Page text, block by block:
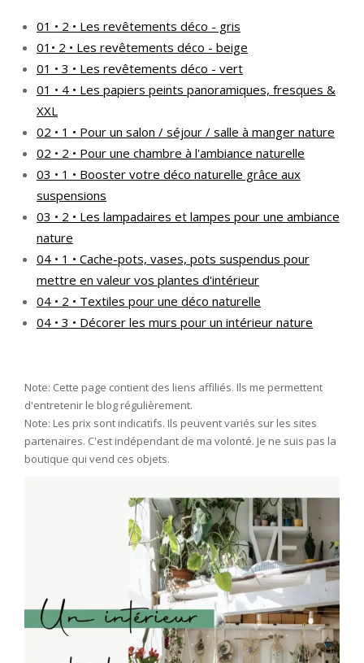
01 • 2 • Les revêtements déco - gris
01• 2 • Les revêtements déco - beige
01 • 3 • Les revêtements déco - vert
01 • 4 • Les papiers peints panoramiques, fresques &
XXL
02 • 1 • Pour un salon / séjour / salle à manger nature
02 • 2 • Pour une chambre à l'ambiance naturelle
03 • 1 • Booster votre déco naturelle grâce aux
suspensions
03 • 2 • Les lampadaires et lampes pour une ambiance
nature
04 • 1 • Cache-pots, vases, pots suspendus pour
mettre en valeur vos plantes d'intérieur
04 • 2 • Textiles pour une déco naturelle
04 • 3 • Décorer les murs pour un intérieur nature
Note: Cette page contient des liens affiliés. Ils me permettent
d'entretenir le blog régulièrement.
Note: Les prix sont indicatifs. Ils peuvent variés sur les sites
partenaires. C'est indépendant de ma volonté. Je ne suis pas la
boutique qui vend ces objets.